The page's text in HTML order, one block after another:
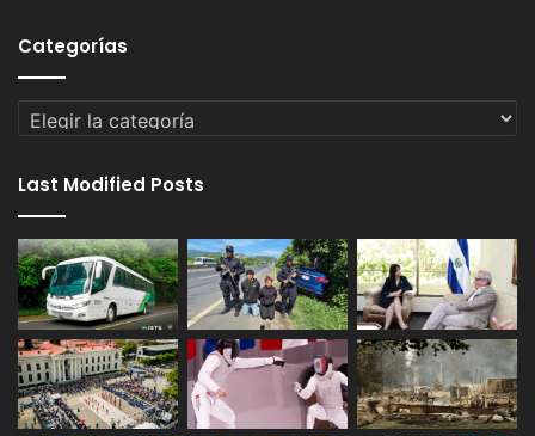
Categorías
Categorías
Last Modified Posts